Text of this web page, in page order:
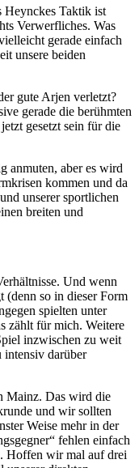
Heynckes Taktik ist
Verwerfliches. Was
gerade einfach
unsere beiden
gute Arjen verletzt?
gerade die berühmten
gesetzt sein für die
anmuten, aber es wird
kommen und da
unserer sportlichen
breiten und
Und wenn
(denn so in dieser Form
spielten unter
zählt für mich. Weitere
inzwischen zu weit
intensiv darüber
Mainz. Das wird die
und wir sollten
Weise mehr in der
fehlen einfach
Hoffen wir mal auf drei